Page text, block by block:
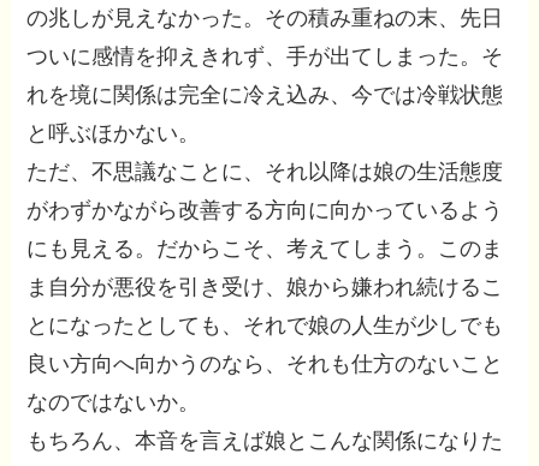
の兆しが見えなかった。その積み重ねの末、先日
ついに感情を抑えきれず、手が出てしまった。そ
れを境に関係は完全に冷え込み、今では冷戦状態
と呼ぶほかない。
ただ、不思議なことに、それ以降は娘の生活態度
がわずかながら改善する方向に向かっているよう
にも見える。だからこそ、考えてしまう。このま
ま自分が悪役を引き受け、娘から嫌われ続けるこ
とになったとしても、それで娘の人生が少しでも
良い方向へ向かうのなら、それも仕方のないこと
なのではないか。
もちろん、本音を言えば娘とこんな関係になりた